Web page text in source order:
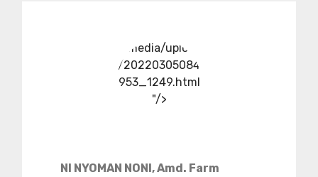
../media/upload
/20220305084
953_1249.html
"/>
NI NYOMAN NONI, Amd. Farm